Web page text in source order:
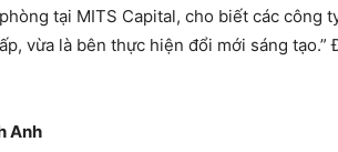
tại MITS Capital, cho biết các
vừa là bên thực hiện đổi mới sáng
Anh